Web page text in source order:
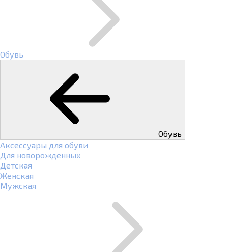
Обувь
Обувь
Аксессуары для обуви
Для новорожденных
Детская
Женская
Мужская